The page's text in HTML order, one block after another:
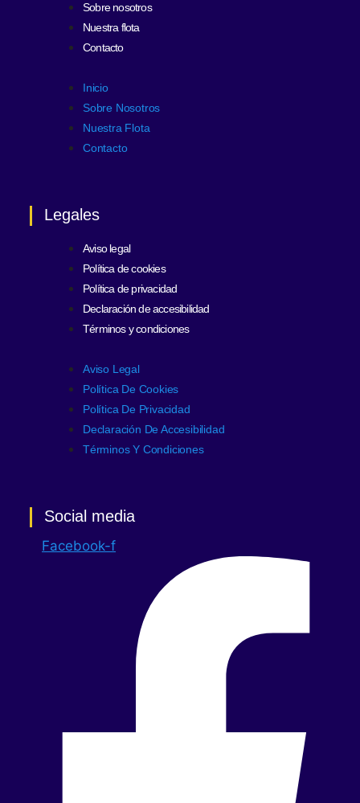
Sobre nosotros
Nuestra flota
Contacto
Inicio
Sobre Nosotros
Nuestra Flota
Contacto
Legales
Aviso legal
Política de cookies
Política de privacidad
Declaración de accesibilidad
Términos y condiciones
Aviso Legal
Política De Cookies
Política De Privacidad
Declaración De Accesibilidad
Términos Y Condiciones
Social media
Facebook-f